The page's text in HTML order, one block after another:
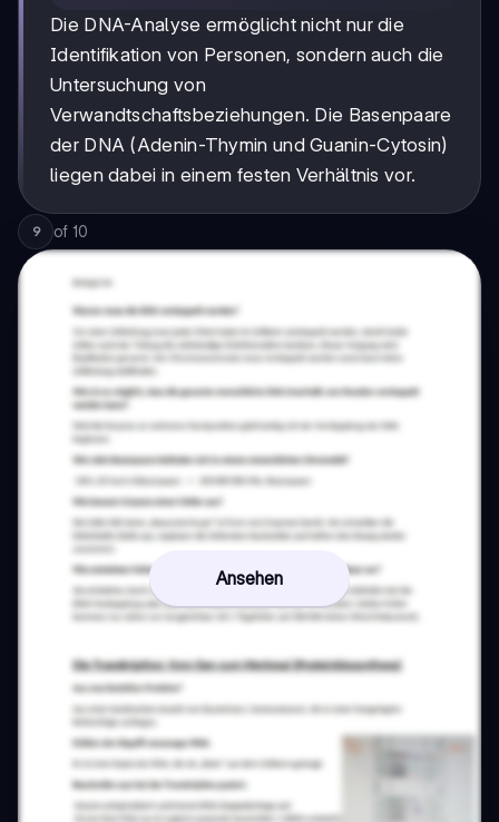
Die DNA-Analyse ermöglicht nicht nur die
Identifikation von Personen, sondern auch die
Untersuchung von
Verwandtschaftsbeziehungen. Die Basenpaare
der DNA (Adenin-Thymin und Guanin-Cytosin)
liegen dabei in einem festen Verhältnis vor.
9 of 10
Ansehen